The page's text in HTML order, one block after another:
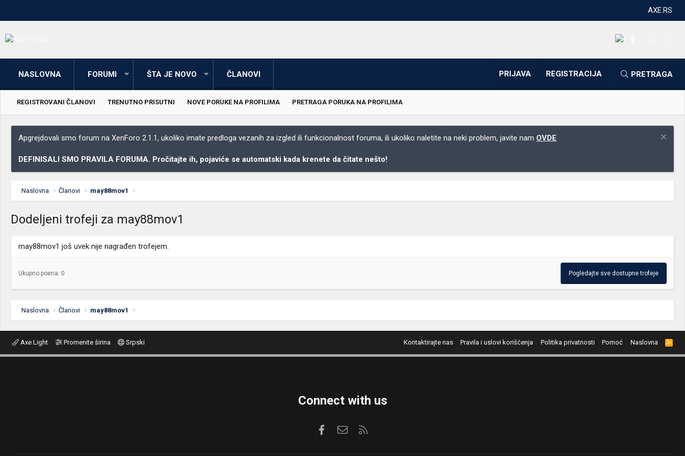
AXE.RS
NASLOVNA FORUMI ŠTA JE NOVO ČLANOVI PRIJAVA REGISTRACIJA PRETRAGA
REGISTROVANI ČLANOVI TRENUTNO PRISUTNI NOVE PORUKE NA PROFILIMA PRETRAGA PORUKA NA PROFILIMA
Apgrejdovali smo forum na XenForo 2.1.1, ukoliko imate predloga vezanih za izgled ili funkcionalnost foruma, ili ukoliko naletite na neki problem, javite nam OVDE
DEFINISALI SMO PRAVILA FORUMA. Pročitajte ih, pojaviće se automatski kada krenete da čitate nešto!
Naslovna Članovi may88mov1
Dodeljeni trofeji za may88mov1
may88mov1 još uvek nije nagrađen trofejem.
Ukupno poena: 0 Pogledajte sve dostupne trofeje
Naslovna Članovi may88mov1
Axe Light Promenite širina Srpski Kontaktirajte nas Pravila i uslovi korišćenja Politika privatnosti Pomoć Naslovna
R
S
S
Connect with us
FacebookKontaktirajte nas